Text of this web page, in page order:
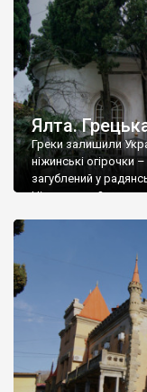
Ялта.
Греки залишили
ніжинські огірочки
загублений у
Ніжин греки?